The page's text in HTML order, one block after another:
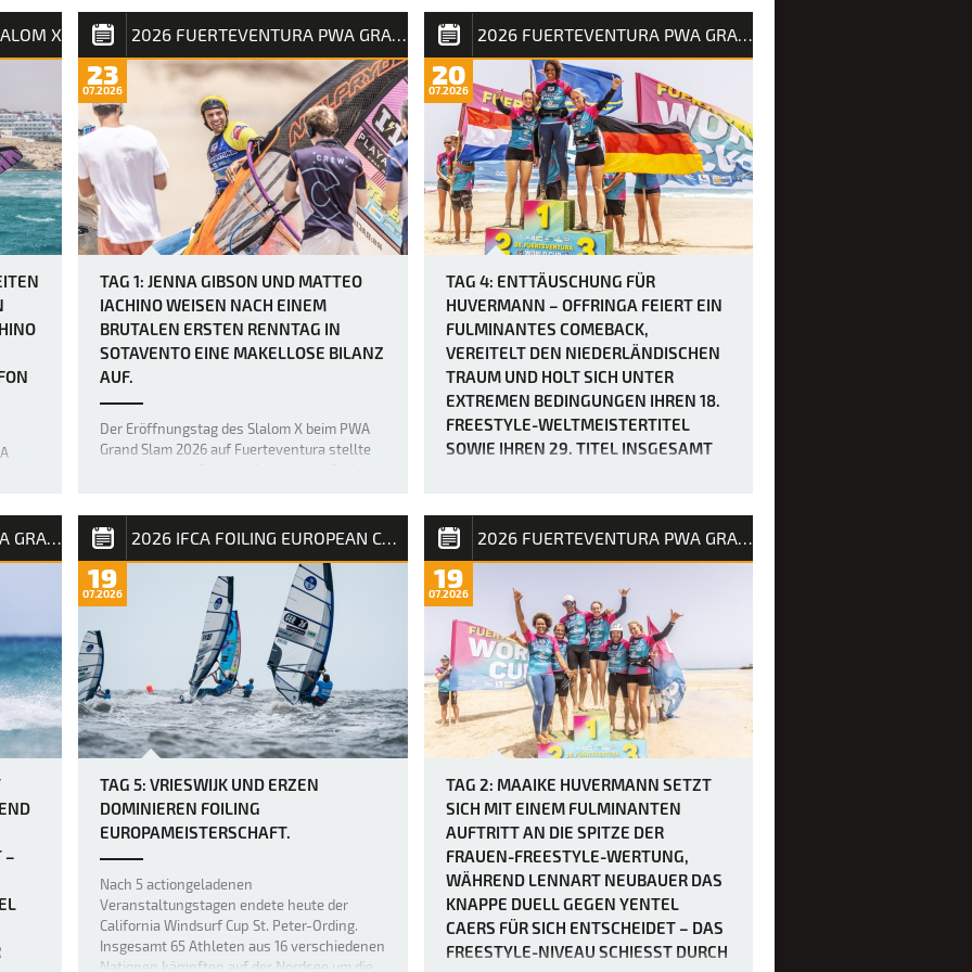
entpuppt sich als wahrer
Ausdauerwettkampf, bei dem die unerbittlich
heulenden Winde keine Verschnaufpause
zulassen und die mentalen und körperlichen
Fähigkeiten der weltbesten Windsurfer bis
an ihre absoluten Grenzen bringen. Heute
Die Vorhersage für Tag 3 des Slalom X beim
PWA Grand Slam 2026 auf Fuerteventura
war zwar schon immer als extrem windig
angekündigt worden, doch bei Berichten von
Windböen von bis zu 50 Knoten hätten sich
viele wohl kaum vorstellen können, wie
brutal es in Sotavento manchmal zug…
X 2026 FUERTEVENTURA PWA GRAND SLAM
23
07.2026
TAG 1: JENNA GIBSON UND MATTEO
IACHINO WEISEN NACH EINEM
BRUTALEN ERSTEN RENNTAG IN
SOTAVENTO EINE MAKELLOSE BILANZ
AUF.
Der Eröffnungstag des Slalom X beim PWA
Grand Slam 2026 auf Fuerteventura stellte
auf der Rennstrecke für Chaos sorgten. Wer
auf einen sanften Einstieg ins …
2026 FUERTEVENTURA PWA GRAND SLAM
20
07.2026
TAG 4: ENTTÄUSCHUNG FÜR
HUVERMANN – OFFRINGA FEIERT EIN
FULMINANTES COMEBACK,
VEREITELT DEN NIEDERLÄNDISCHEN
TRAUM UND HOLT SICH UNTER
EXTREMEN BEDINGUNGEN IHREN 18.
FREESTYLE-WELTMEISTERTITEL
SOWIE IHREN 29. TITEL INSGESAMT
auf Fuerteventura maximal fünf Läufe
gesegelt werden mussten, um den
Freestyle-Wettbewerb der Frauen
abzuschließen, trafen sich die Fahrerinnen
etwas später als üblich – um 12 Uhr –, bevor
der Finaltag in Gang kam. Die heutigen
Bedingung…
2026 FUERTEVENTURA PWA GRAND SLAM
–
2026 IFCA FOILING EUROPEAN CHAMPIONSHIP
19
07.2026
TAG 5: VRIESWIJK UND ERZEN
DOMINIEREN FOILING
EUROPAMEISTERSCHAFT.
Nach 5 actiongeladenen
Veranstaltungstagen endete heute der
California Windsurf Cup St. Peter-Ording.
Insgesamt 65 Athleten aus 16 verschiedenen
Nationen kämpften auf der Nordsee um die
2026 FUERTEVENTURA PWA GRAND SLAM
19
07.2026
TAG 2: MAAIKE HUVERMANN SETZT
SICH MIT EINEM FULMINANTEN
AUFTRITT AN DIE SPITZE DER
FRAUEN-FREESTYLE-WERTUNG,
WÄHREND LENNART NEUBAUER DAS
KNAPPE DUELL GEGEN YENTEL
CAERS FÜR SICH ENTSCHEIDET – DAS
FREESTYLE-NIVEAU SCHIESST DURCH D